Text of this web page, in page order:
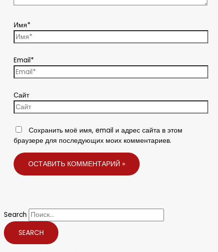
Имя*
Email*
Сайт
Сохранить моё имя, email и адрес сайта в этом
браузере для последующих моих комментариев.
Search
SEARCH